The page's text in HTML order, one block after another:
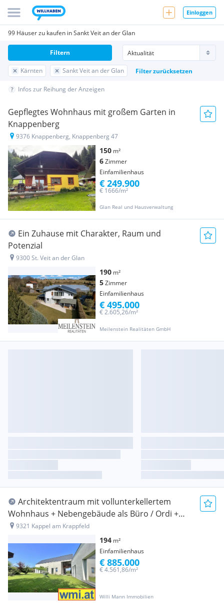
Einloggen
99 Häuser zu kaufen in Sankt Veit an der Glan
Kärnten Sankt Veit an der Glan Filter zurücksetzen
Filtern
Infos zur Reihung der Anzeigen
Gepflegtes Wohnhaus mit großem Garten in
Knappenberg
9376 Knappenberg, Knappenberg 47
150 m²
6Zimmer
Einfamilienhaus
Glan Real und Hausverwaltung
€ 1666/m²
€ 249.900
Ein Zuhause mit Charakter, Raum und
Potenzial
9300 St. Veit an der Glan
190 m²
5Zimmer
Einfamilienhaus
Meilenstein Realitäten GmbH
€ 2.605,26/m²
€ 495.000
Architektentraum mit vollunterkellertem
Wohnhaus + Nebengebäude als Büro / Ordi +
Saunahaus + Garage
9321 Kappel am Krappfeld
194 m²
Einfamilienhaus
Willi Mann Immobilien
€ 4.561,86/m²
€ 885.000